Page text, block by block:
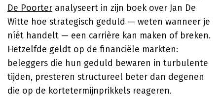
De Poorter analyseert in zijn boek over Jan De
Witte hoe strategisch geduld — weten wanneer je
níét handelt — een carrière kan maken of breken.
Hetzelfde geldt op de financiële markten:
beleggers die hun geduld bewaren in turbulente
tijden, presteren structureel beter dan degenen
die op de kortetermijnprikkels reageren.